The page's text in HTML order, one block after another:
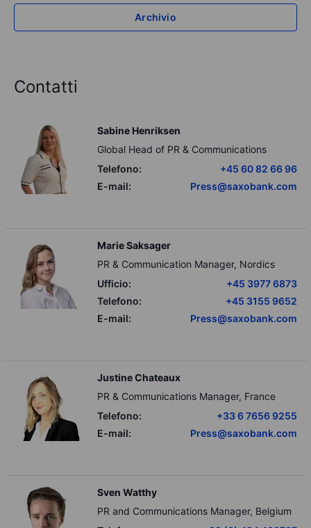
Archivio
Contatti
Sabine Henriksen
Global Head of PR & Communications
Telefono:
+45 60 82 66 96
E-mail:
Press@saxobank.com
Marie Saksager
PR & Communication Manager, Nordics
Ufficio:
+45 3977 6873
Telefono:
+45 3155 9652
E-mail:
Press@saxobank.com
Justine Chateaux
PR & Communications Manager, France
Telefono:
+33 6 7656 9255
E-mail:
Press@saxobank.com
Sven Watthy
PR and Communications Manager, Belgium